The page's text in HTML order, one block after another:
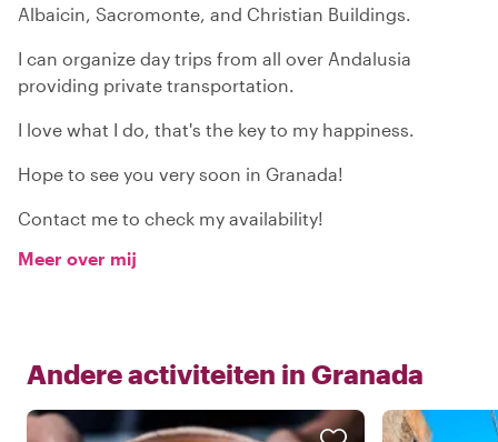
Albaicin, Sacromonte, and Christian Buildings.
I can organize day trips from all over Andalusia
providing private transportation.
I love what I do, that's the key to my happiness.
Hope to see you very soon in Granada!
Contact me to check my availability!
Meer over mij
Andere activiteiten in Granada